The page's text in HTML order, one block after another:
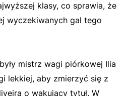
klasy, co sprawia, że
wyczekiwanych gal tego
mistrz wagi piórkowej Ilia
lekkiej, aby zmierzyć się z
o wakujący tytuł. W